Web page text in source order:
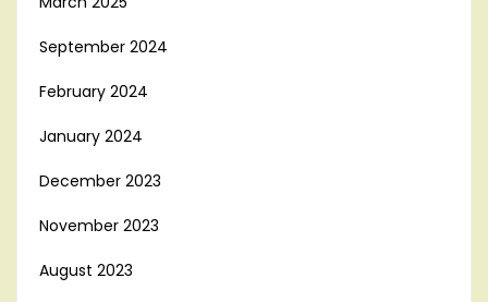
September 2024
February 2024
January 2024
December 2023
November 2023
August 2023